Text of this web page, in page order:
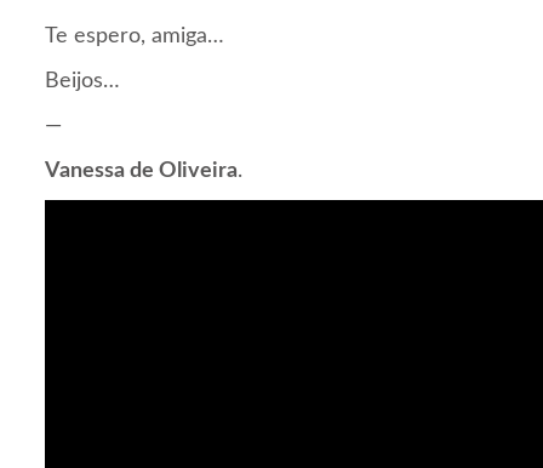
Te espero, amiga…
Beijos…
—
Vanessa de Oliveira.